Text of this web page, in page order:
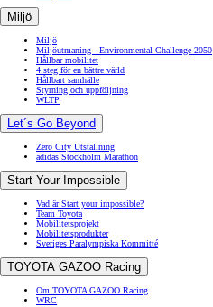
Miljö
Miljö
Miljöutmaning - Environmental Challenge 2050
Hållbar mobilitet
4 steg för en bättre värld
Hållbart samhälle
Styrning och uppföljning
WLTP
Let´s Go Beyond
Zero City Utställning
adidas Stockholm Marathon
Start Your Impossible
Vad är Start your impossible?
Team Toyota
Mobilitetsprojekt
Mobilitetsprodukter
Sveriges Paralympiska Kommitté
TOYOTA GAZOO Racing
Om TOYOTA GAZOO Racing
WRC